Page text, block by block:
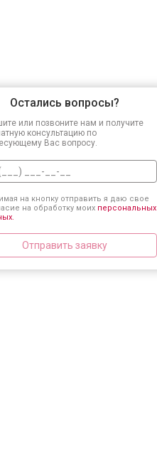
Остались вопросы?
или позвоните нам и получите
консультацию по
Вас вопросу.
на кнопку отправить я даю свое
на обработку моих персональных
Отправить заявку